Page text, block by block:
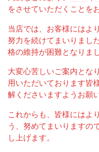
をさせていただくことを
当店では、お客様にはよ
努力を続けてまいりまし
格の維持が困難となりま
大変心苦しいご案内とな
用いただいております皆
解くださいますようお願
これからも、皆様にはよ
う、努めてまいりますの
し上げます。